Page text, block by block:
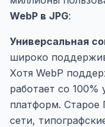
WebP в JPG:
Универсальная
широко
Хотя WebP
работает со
платформ.
сети,